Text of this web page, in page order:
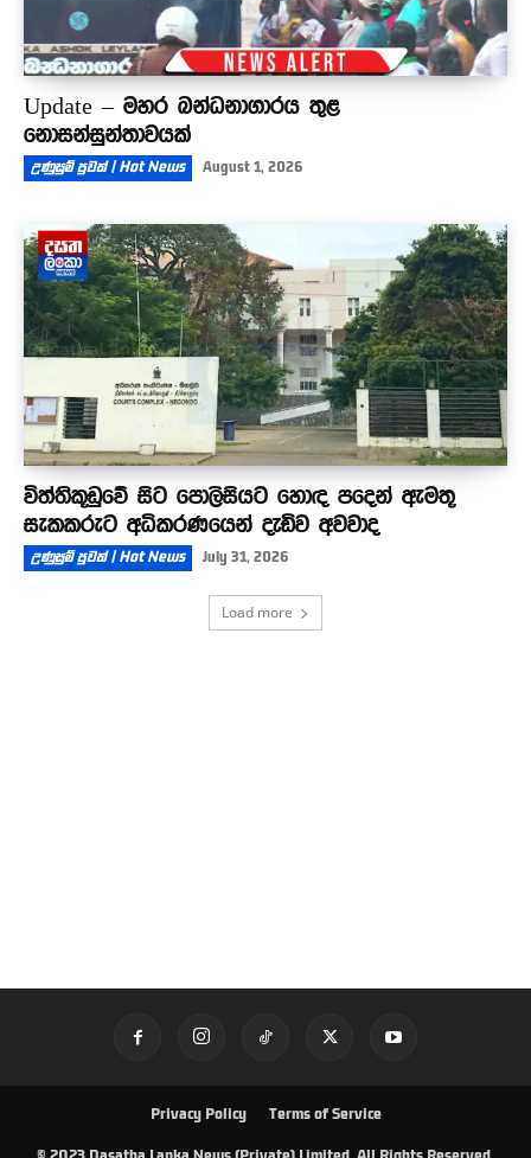
Update – මහර බන්ධනාගාරය තුළ
නොසන්සුන්තාවයක්
උණුසුම් පුවත් | Hot News August 1, 2026
විත්තිකූඩුවේ සිට පොලිසියට හොඳ පදෙන් ඇමතූ
සැකකරුට අධිකරණයෙන් දැඩිව අවවාද
උණුසුම් පුවත් | Hot News July 31, 2026
Load more
Privacy Policy Terms of Service